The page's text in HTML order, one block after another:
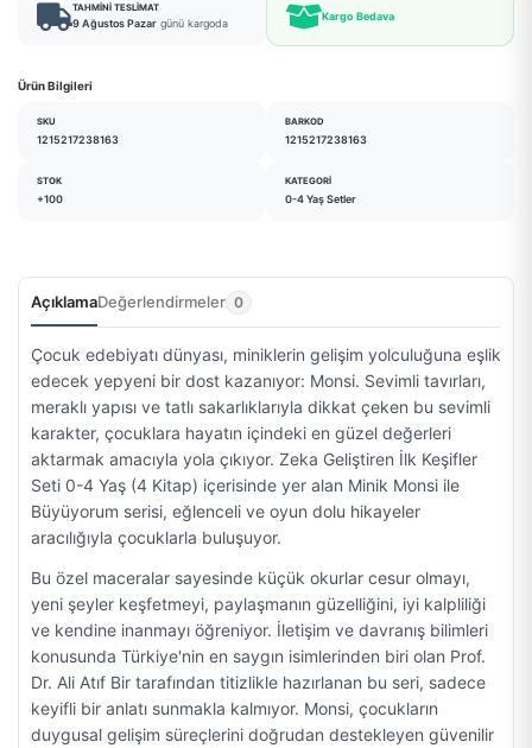
TAHMINI TESLIMAT
9 Ağustos Pazar günü kargoda
Kargo Bedava
Ürün Bilgileri
SKU
1215217238163
BARKOD
1215217238163
STOK
+100
KATEGORI
0-4 Yaş Setler
AçıklamaDeğerlendirmeler 0
Çocuk edebiyatı dünyası, miniklerin gelişim yolculuğuna eşlik
edecek yepyeni bir dost kazanıyor: Monsi. Sevimli tavırları,
meraklı yapısı ve tatlı sakarlıklarıyla dikkat çeken bu sevimli
karakter, çocuklara hayatın içindeki en güzel değerleri
aktarmak amacıyla yola çıkıyor. Zeka Geliştiren İlk Keşifler
Seti 0-4 Yaş (4 Kitap) içerisinde yer alan Minik Monsi ile
Büyüyorum serisi, eğlenceli ve oyun dolu hikayeler
aracılığıyla çocuklarla buluşuyor.
Bu özel maceralar sayesinde küçük okurlar cesur olmayı,
yeni şeyler keşfetmeyi, paylaşmanın güzelliğini, iyi kalpliliği
ve kendine inanmayı öğreniyor. İletişim ve davranış bilimleri
konusunda Türkiye'nin en saygın isimlerinden biri olan Prof.
Dr. Ali Atıf Bir tarafından titizlikle hazırlanan bu seri, sadece
keyifli bir anlatı sunmakla kalmıyor. Monsi, çocukların
duygusal gelişim süreçlerini doğrudan destekleyen güvenilir